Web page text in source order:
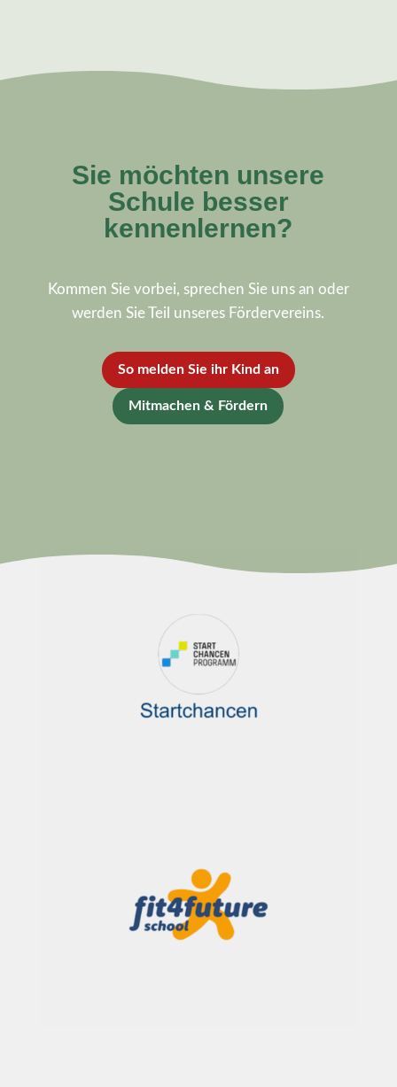
Sie möchten unsere
Schule besser
kennenlernen?
Kommen Sie vorbei, sprechen Sie uns an oder
werden Sie Teil unseres Fördervereins.
So melden Sie ihr Kind an
Mitmachen & Fördern